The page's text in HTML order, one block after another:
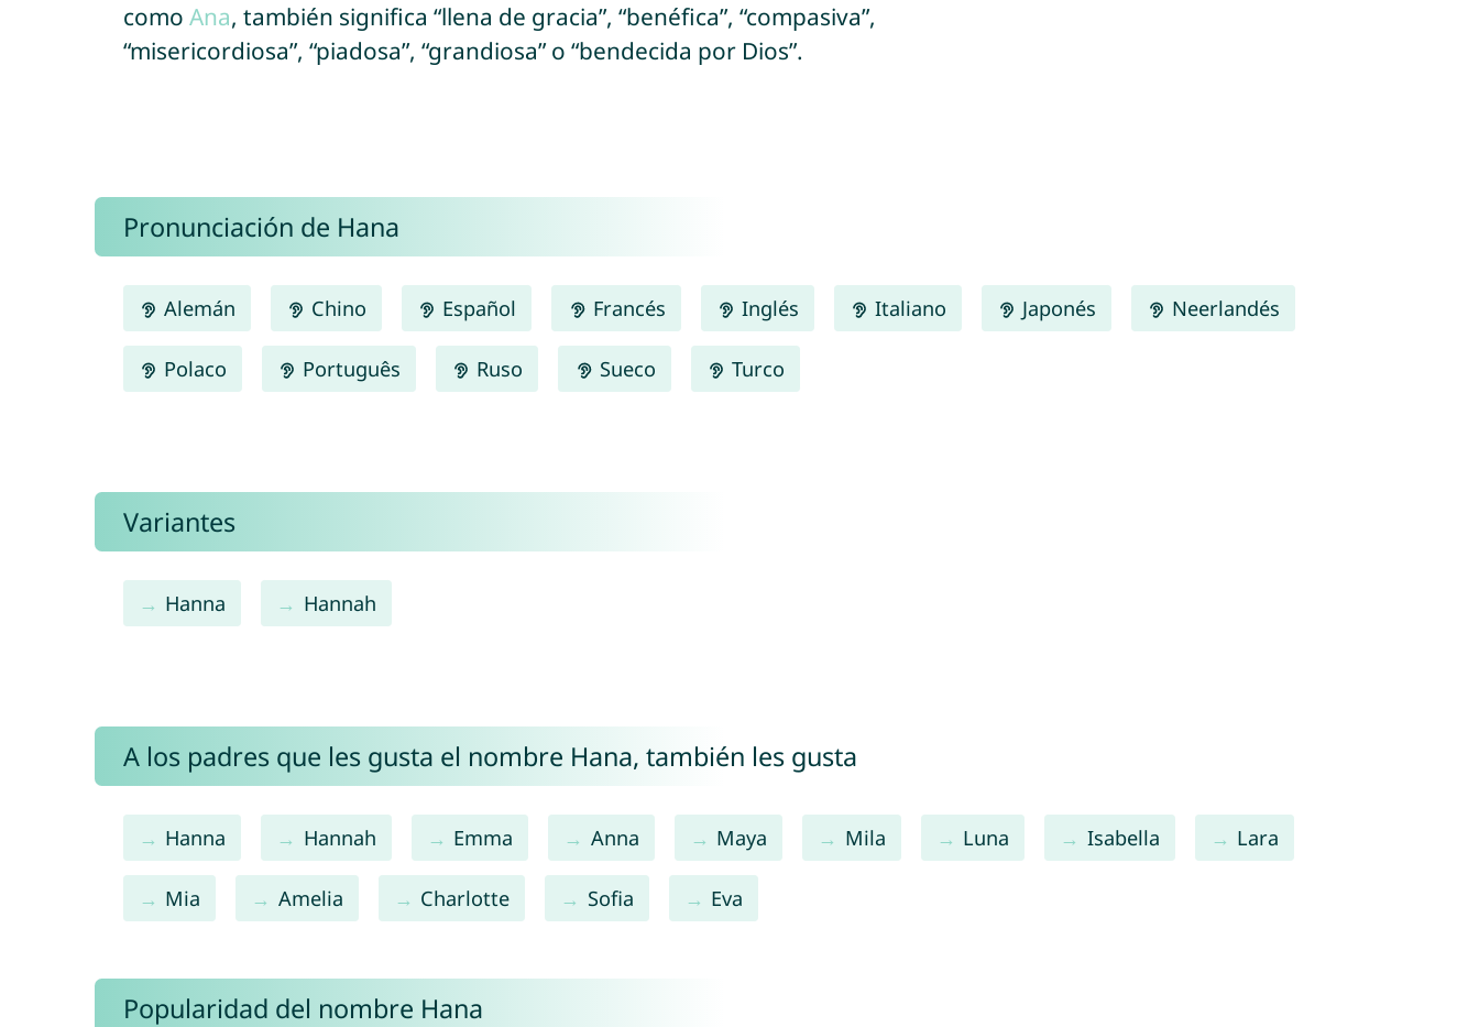
como Ana, también significa “llena de gracia”, “benéfica”, “compasiva”,
“misericordiosa”, “piadosa”, “grandiosa” o “bendecida por Dios”.
Pronunciación de Hana
Alemán Chino Español Francés Inglés Italiano Japonés Neerlandés
Polaco Português Ruso Sueco Turco
Variantes
Hanna Hannah
A los padres que les gusta el nombre Hana, también les gusta
Hanna Hannah Emma Anna Maya Mila Luna Isabella Lara
Mia Amelia Charlotte Sofia Eva
Popularidad del nombre Hana